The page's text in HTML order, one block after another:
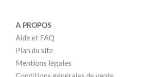
A PROPOS
Aide et FAQ
Plan du site
Mentions légales